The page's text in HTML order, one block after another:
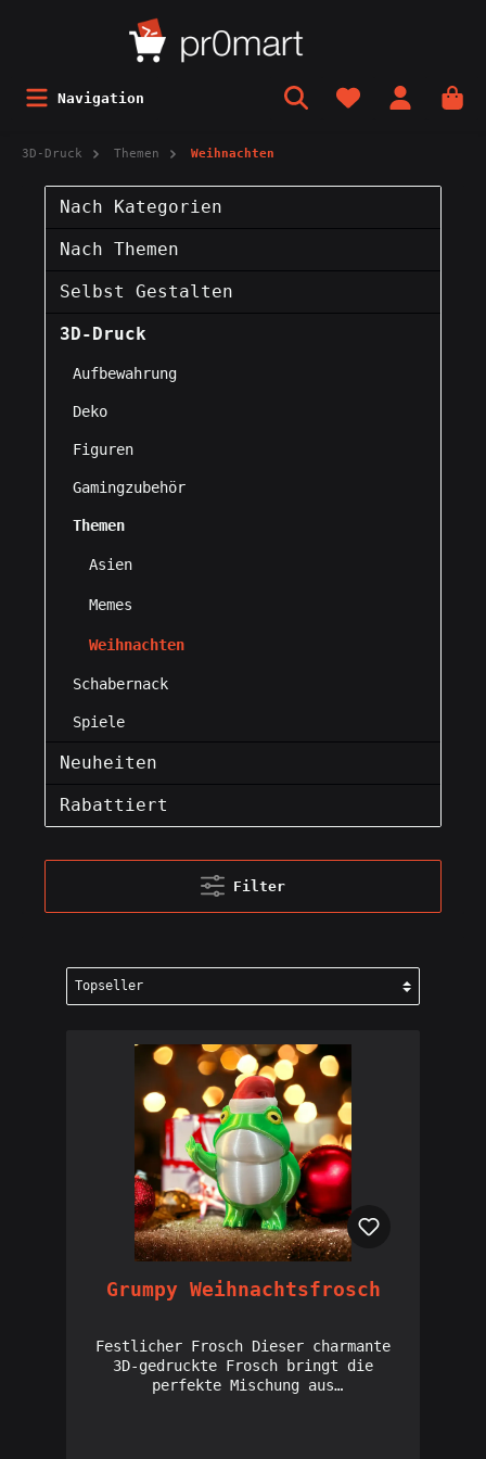
Navigation
3D-Druck Themen Weihnachten
Nach Kategorien
Nach Themen
Selbst Gestalten
3D-Druck
Aufbewahrung
Deko
Figuren
Gamingzubehör
Themen
Asien
Memes
Weihnachten
Schabernack
Spiele
Neuheiten
Rabattiert
Filter
Grumpy Weihnachtsfrosch
Festlicher Frosch Dieser charmante
3D-gedruckte Frosch bringt die
perfekte Mischung aus